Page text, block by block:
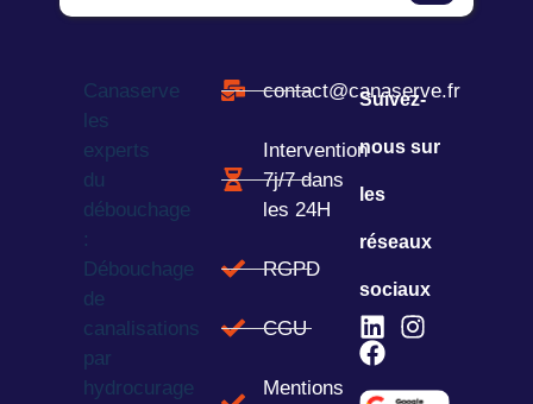
Canaserve
les
experts
du
débouchage
:
Débouchage
de
canalisations
par
hydrocurage
contact@canaserve.fr
Intervention
7j/7 dans
les 24H
RGPD
CGU
Mentions
Suivez-
nous sur
les
réseaux
sociaux